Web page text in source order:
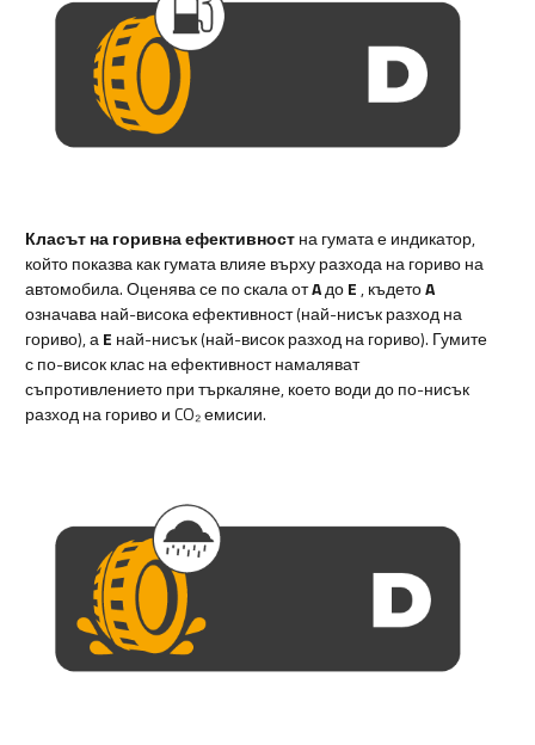
Класът на горивна ефективностна гумата е индикатор,
който показва как гумата влияе върху разхода на гориво на
автомобила. Оценява се по скала отAдоE , къдетоA
означава най-висока ефективност (най-нисък разход на
гориво), аE най-нисък (най-висок разход на гориво). Гумите
с по-висок клас на ефективност намаляват
съпротивлението при търкаляне, което води до по-нисък
разход на гориво и CO₂ емисии.